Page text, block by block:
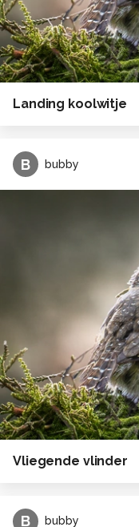
Landing koolwitje
B bubby
Vliegende vlinder
B bubby